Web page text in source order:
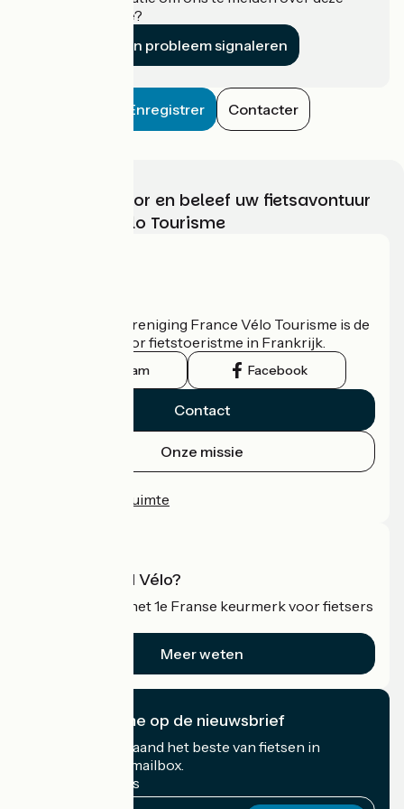
accommodatie?
Een probleem signaleren
Enregistrer Contacter
Kies, bereid voor en beleef uw fietsavontuur
met France Vélo Tourisme
De nationale vereniging France Vélo Tourisme is de
officiële gids voor fietstoeristme in Frankrijk.
Instagram Facebook
Contact
Onze missie
Professionele ruimte
Wat is Accueil Vélo?
Accueil Vélo is het 1e Franse keurmerk voor fietsers
Meer weten
Ik abonneer me op de nieuwsbrief
Ontvang elke maand het beste van fietsen in
Frankrijk in uw mailbox.
Mijn e-mailadres